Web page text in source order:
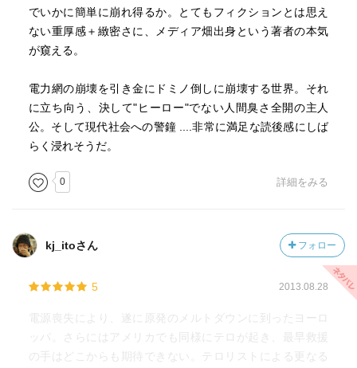
でいかに簡単に崩れ得るか。とてもフィクションとは思え
ない重厚感＋緻密さに、メディア畑出身という著者の本気
が窺える。
電力網の崩壊を引き金にドミノ倒しに崩壊する世界。それ
に立ち向う、決して"ヒーロー"でない人間臭さ全開の主人
公。そして現代社会への警鐘 ....非常に満足な読後感にしば
らく浸れそうだ。
0 詳細をみる
kj_itoさん フォロー
5 2013.08.28
電源喪失により、遂に原発のメルトダウンに到ったヨーロ
ッパ。さらにはアメリカでも同様にテロが起き、最早救援
の手はどこからも期待できない。テロリストによる更なる